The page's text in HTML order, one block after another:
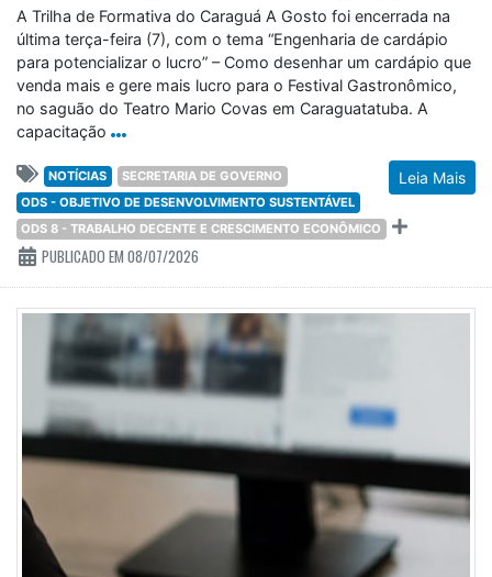
A Trilha de Formativa do Caraguá A Gosto foi encerrada na
última terça-feira (7), com o tema “Engenharia de cardápio
para potencializar o lucro” – Como desenhar um cardápio que
venda mais e gere mais lucro para o Festival Gastronômico,
no saguão do Teatro Mario Covas em Caraguatatuba. A
capacitação
Leia Mais
NOTÍCIAS
SECRETARIA DE GOVERNO
ODS - OBJETIVO DE DESENVOLVIMENTO SUSTENTÁVEL
ODS 8 - TRABALHO DECENTE E CRESCIMENTO ECONÔMICO
PUBLICADO EM 08/07/2026